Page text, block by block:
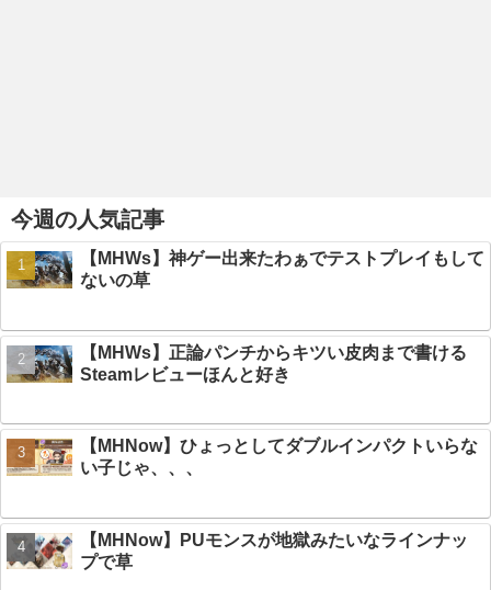
今週の人気記事
【MHWs】神ゲー出来たわぁでテストプレイもして
ないの草
【MHWs】正論パンチからキツい皮肉まで書ける
Steamレビューほんと好き
【MHNow】ひょっとしてダブルインパクトいらな
い子じゃ、、、
【MHNow】PUモンスが地獄みたいなラインナッ
プで草